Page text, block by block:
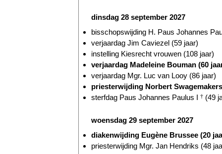
dinsdag 28 september 2027
bisschopswijding H. Paus Johannes
verjaardag Jim Caviezel (59 jaar)
instelling Kiesrecht vrouwen (108 jaar)
verjaardag Madeleine Bouman (60
verjaardag Mgr. Luc van Looy (86 jaar)
priesterwijding Norbert
sterfdag Paus Johannes Paulus I † (49
woensdag 29 september 2027
diakenwijding Eugène Brussee (20
priesterwijding Mgr. Jan Hendriks (48